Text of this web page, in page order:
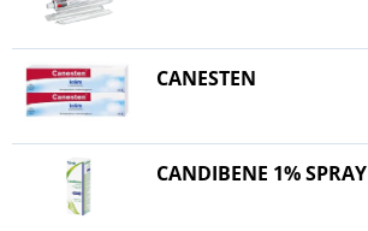
CANESTEN
CANDIBENE 1% SPRAY